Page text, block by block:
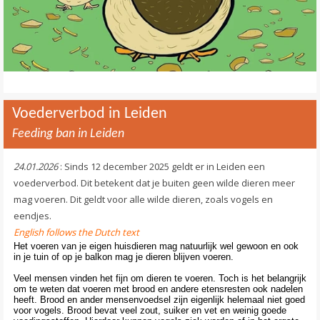
Voederverbod in Leiden
Feeding ban in Leiden
24.01.2026: Sinds 12 december 2025 geldt er in Leiden een
voederverbod. Dit betekent dat je buiten geen wilde dieren meer
mag voeren. Dit geldt voor alle wilde dieren, zoals vogels en
eendjes.
English follows the Dutch text
Het voeren van je eigen huisdieren mag natuurlijk wel gewoon en ook
in je tuin of op je balkon mag je dieren blijven voeren.
Veel mensen vinden het fijn om dieren te voeren. Toch is het belangrijk
om te weten dat voeren met brood en andere etensresten ook nadelen
heeft. Brood en ander mensenvoedsel zijn eigenlijk helemaal niet goed
voor vogels. Brood bevat veel zout, suiker en vet en weinig goede